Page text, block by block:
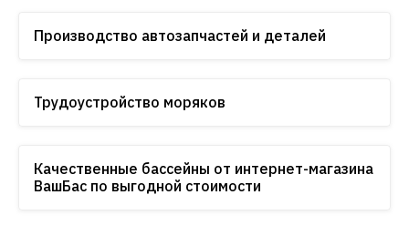
Производство автозапчастей и деталей
Трудоустройство моряков
Качественные бассейны от интернет-магазина
ВашБас по выгодной стоимости